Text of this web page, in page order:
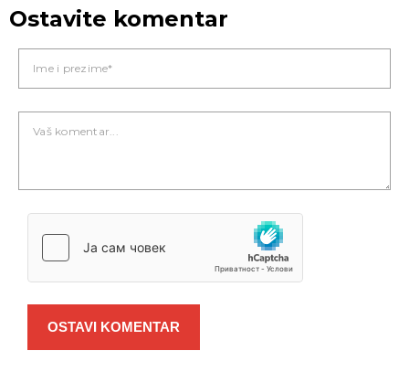
Ostavite komentar
OSTAVI KOMENTAR